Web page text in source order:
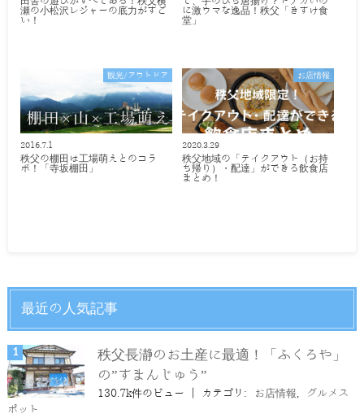
瀬の小松沢レジャーの底力がすご
い！
に激ウマな逸品！秩父「きすけ食
堂」
観光/アウトドア
2016.7.1
秩父の棚田は工場萌えとのコラ
ボ！「寺坂棚田」
お店情報
2020.3.29
秩父地域の「テイクアウト（お持
ち帰り）・配達」ができる飲食店
まとめ！
最近の人気記事
秩父長瀞のお土産に最適！「ふくろや」
の”すまんじゅう”
130.7k件のビュー カテゴリ: お店情報
グルメス
ポット